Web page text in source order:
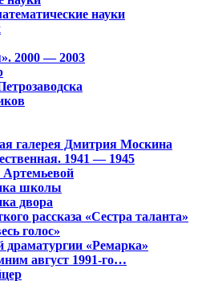
науки
2000 — 2003
галерея Дмитрия Москина
1941 — 1945
Артемьевой
школы
двора
рассказа «Сестра таланта»
голос»
драматургии «Ремарка»
август 1991-го…